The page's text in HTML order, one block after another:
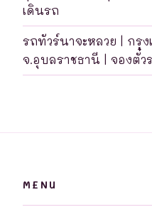
เดินรถ
รถทัวร์นาจะหลวย | กรุ
จ.อุบลราชธานี | จองตั๋ว
MENU